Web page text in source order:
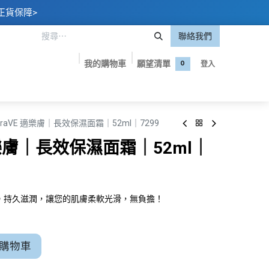
貨保障>
聯絡我們
我的購物車 0
願望清單 登入
適樂膚｜長效保濕面霜｜52ml｜7299
｜長效保濕面霜｜52ml｜
久滋潤，讓您的肌膚柔軟光滑，無負擔！
物車